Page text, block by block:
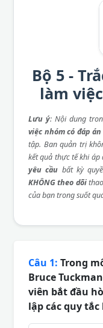
Bộ 5 -
làm
Lưu ý: Nội dung
việc nhóm có đáp án
tập. Ban quản trị
kết quả thực tế khi áp
yêu cầu bất kỳ
KHÔNG theo dõi
của bạn trong suốt
Câu 1: Trong
Bruce
viên bắt đầu
lập các quy